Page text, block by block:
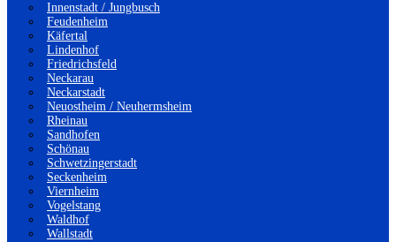
Innenstadt / Jungbusch
Feudenheim
Käfertal
Lindenhof
Friedrichsfeld
Neckarau
Neckarstadt
Neuostheim / Neuhermsheim
Rheinau
Sandhofen
Schönau
Schwetzingerstadt
Seckenheim
Viernheim
Vogelstang
Waldhof
Wallstadt